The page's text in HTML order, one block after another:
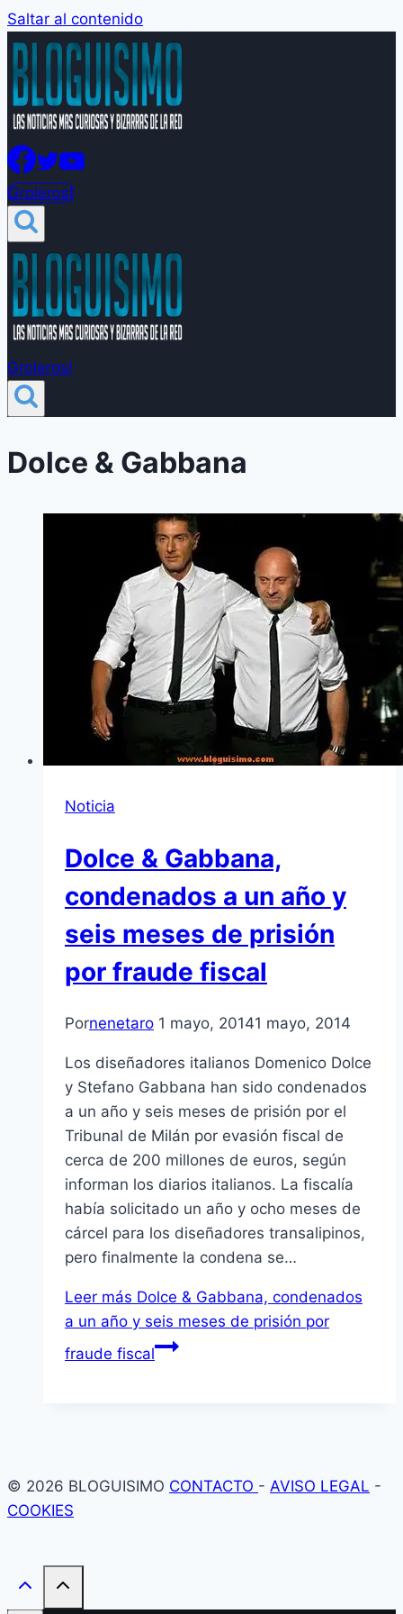
Saltar al contenido
Groleros!
Groleros!
Dolce & Gabbana
Noticia
Dolce & Gabbana,
condenados a un año y
seis meses de prisión
por fraude fiscal
Pornenetaro 1 mayo, 20141 mayo, 2014
Los diseñadores italianos Domenico Dolce
y Stefano Gabbana han sido condenados
a un año y seis meses de prisión por el
Tribunal de Milán por evasión fiscal de
cerca de 200 millones de euros, según
informan los diarios italianos. La fiscalía
había solicitado un año y ocho meses de
cárcel para los diseñadores transalipinos,
pero finalmente la condena se…
Leer más Dolce & Gabbana, condenados
a un año y seis meses de prisión por
fraude fiscal
© 2026 BLOGUISIMO CONTACTO - AVISO LEGAL -
COOKIES